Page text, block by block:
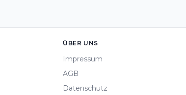
ÜBER UNS
Impressum
AGB
Datenschutz